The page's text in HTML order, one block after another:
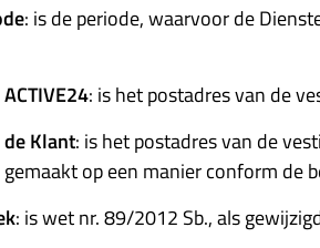
: is de periode, waarvoor de
: is het postadres van de
Klant: is het postadres van de
op een manier conform de
: is wet nr. 89/2012 Sb., als